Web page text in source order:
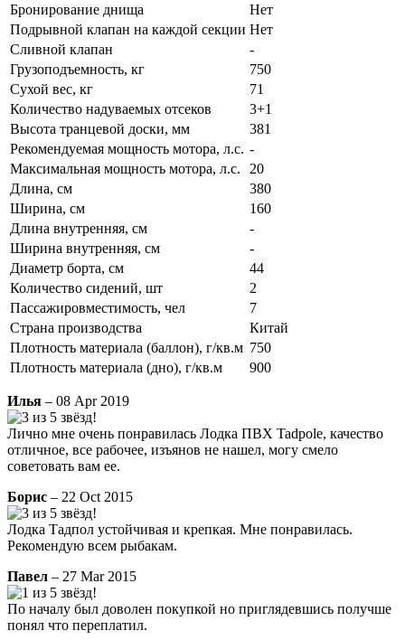
Бронирование днища
Нет
Подрывной клапан на каждой секции Нет
Сливной клапан
-
Грузоподъемность, кг
750
Сухой вес, кг
71
Количество надуваемых отсеков
3+1
Высота транцевой доски, мм
381
Рекомендуемая мощность мотора, л.с. -
Максимальная мощность мотора, л.с.
20
Длина, см
380
Ширина, см
160
Длина внутренняя, см
-
Ширина внутренняя, см
-
Диаметр борта, см
44
Количество сидений, шт
2
Пассажировместимость, чел
7
Страна производства
Китай
Плотность материала (баллон), г/кв.м 750
Плотность материала (дно), г/кв.м
900
Илья – 08 Apr 2019
Лично мне очень понравилась Лодка ПВХ Tadpole, качество
отличное, все рабочее, изъянов не нашел, могу смело
советовать вам ее.
Борис – 22 Oct 2015
Лодка Тадпол устойчивая и крепкая. Мне понравилась.
Рекомендую всем рыбакам.
Павел – 27 Mar 2015
По началу был доволен покупкой но приглядевшись получше
понял что переплатил.